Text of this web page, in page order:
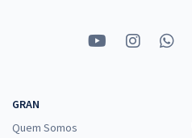
GRAN
Quem Somos